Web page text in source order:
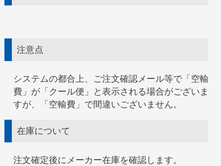
注意点
システムの都合上、ご注文確認メール等で「空輸
費」が「クール便」と表示される場合がございま
すが、「空輸費」で間違いございません。
在庫について
注文確定後にメーカー在庫を確認します。